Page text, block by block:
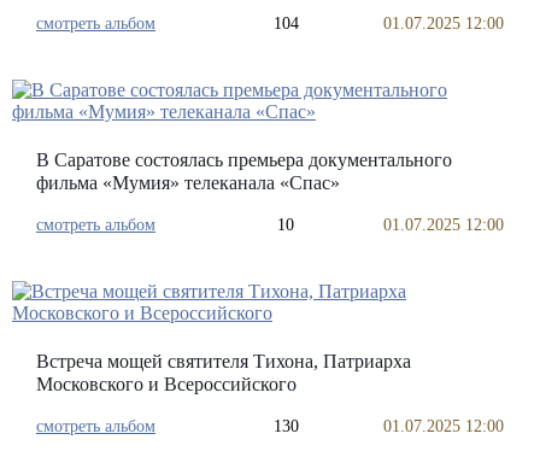
смотреть альбом 104 01.07.2025 12:00
В Саратове состоялась премьера документального
фильма «Мумия» телеканала «Спас»
смотреть альбом 10 01.07.2025 12:00
Встреча мощей святителя Тихона, Патриарха
Московского и Всероссийского
смотреть альбом 130 01.07.2025 12:00